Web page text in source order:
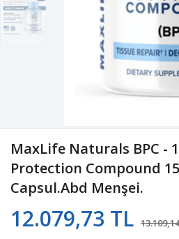
MaxLife Naturals BPC -
Protection Compound
Capsul.Abd Menşei.
12.079,73 TL